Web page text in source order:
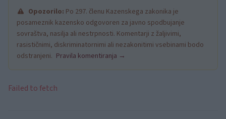
Opozorilo: Po 297. členu Kazenskega zakonika je
posameznik kazensko odgovoren za javno spodbujanje
sovraštva, nasilja ali nestrpnosti. Komentarji z žaljivimi,
rasističnimi, diskriminatornimi ali nezakonitimi vsebinami bodo
odstranjeni. Pravila komentiranja →
Failed to fetch